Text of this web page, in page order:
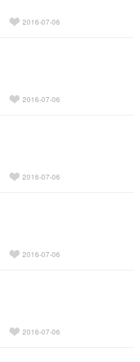
2016-07-06
2016-07-06
2016-07-06
2016-07-06
2016-07-06